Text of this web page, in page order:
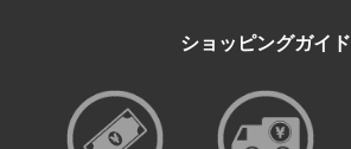
ショッピングガイド